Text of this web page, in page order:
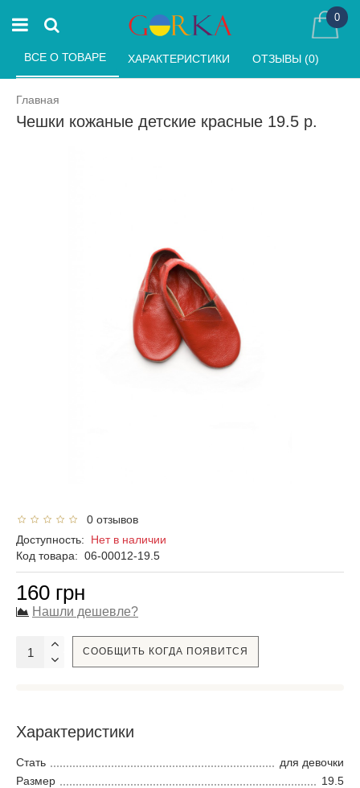
0
Главная
Чешки кожаные детские красные 19.5 р.
ВСЕ О ТОВАРЕ ХАРАКТЕРИСТИКИ ОТЗЫВЫ (0)
0 отзывов
Доступность: Нет в наличии
Код товара: 06-00012-19.5
160 грн
Нашли дешевле?
СООБЩИТЬ КОГДА ПОЯВИТСЯ
Характеристики
Стать
для девочки
Размер
19.5